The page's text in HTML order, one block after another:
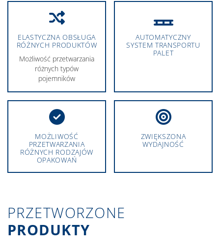
ELASTYCZNA OBSŁUGA
RÓŻNYCH PRODUKTÓW
Możliwość przetwarzania
różnych typów
pojemników
AUTOMATYCZNY
SYSTEM TRANSPORTU
PALET
MOŻLIWOŚĆ
PRZETWARZANIA
RÓŻNYCH RODZAJÓW
OPAKOWAŃ
ZWIĘKSZONA
WYDAJNOŚĆ
PRZETWORZONE
PRODUKTY